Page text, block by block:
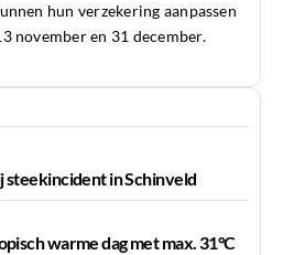
hun verzekering aanpassen
november en 31 december.
steekincident in Schinveld
warme dag met max. 31°C